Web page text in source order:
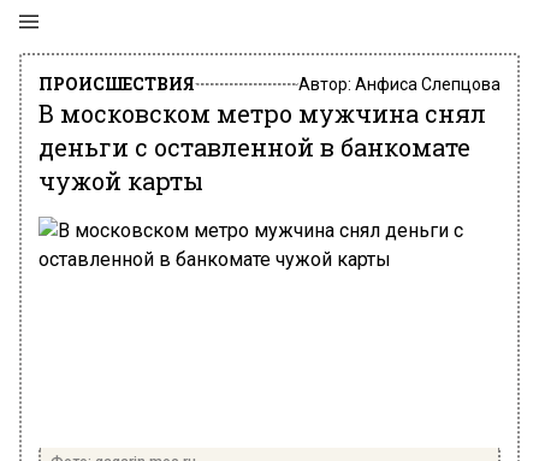
ПРОИСШЕСТВИЯ Автор: Анфиса Слепцова
В московском метро мужчина снял
деньги с оставленной в банкомате
чужой карты